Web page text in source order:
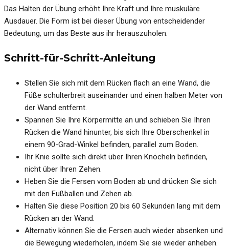
Das Halten der Übung erhöht Ihre Kraft und Ihre muskuläre
Ausdauer. Die Form ist bei dieser Übung von entscheidender
Bedeutung, um das Beste aus ihr herauszuholen.
Schritt-für-Schritt-Anleitung
Stellen Sie sich mit dem Rücken flach an eine Wand, die
Füße schulterbreit auseinander und einen halben Meter von
der Wand entfernt.
Spannen Sie Ihre Körpermitte an und schieben Sie Ihren
Rücken die Wand hinunter, bis sich Ihre Oberschenkel in
einem 90-Grad-Winkel befinden, parallel zum Boden.
Ihr Knie sollte sich direkt über Ihren Knöcheln befinden,
nicht über Ihren Zehen.
Heben Sie die Fersen vom Boden ab und drücken Sie sich
mit den Fußballen und Zehen ab.
Halten Sie diese Position 20 bis 60 Sekunden lang mit dem
Rücken an der Wand.
Alternativ können Sie die Fersen auch wieder absenken und
die Bewegung wiederholen, indem Sie sie wieder anheben.